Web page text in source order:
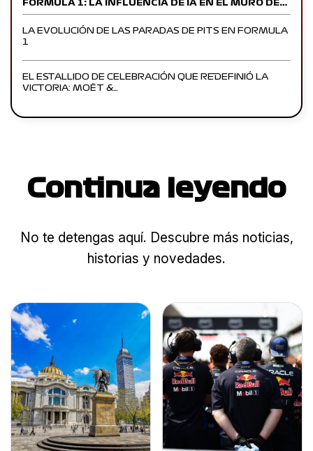
FORMULA 1: LA INFLUENCIA DE IA EN EL MURO DE…
LA EVOLUCIÓN DE LAS PARADAS DE PITS EN FORMULA
1
EL ESTALLIDO DE CELEBRACIÓN QUE REDEFINIÓ LA
VICTORIA: MOËT &…
Continua leyendo
No te detengas aquí. Descubre más noticias,
historias y novedades.